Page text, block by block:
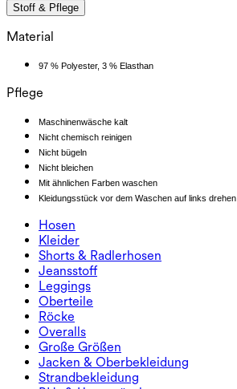
Stoff & Pflege
Material
97 % Polyester, 3 % Elasthan
Pflege
Maschinenwäsche kalt
Nicht chemisch reinigen
Nicht bügeln
Nicht bleichen
Mit ähnlichen Farben waschen
Kleidungsstück vor dem Waschen auf links drehen
Hosen
Hosen
Jogginghosen
Arbeitshosen
Weite Hosen
Kleider
Kleider
Sportkleider
Midi- & Maxikleider
Minikleider
Shorts & Radlerhosen
Shorts & Radlerhosen
Radlerhose
Jeansshorts
2.5" Shorts
Jeansstoff
Jeansstoff
Jeans-Leggings
Jeans mit weitem Bein
Jeansshorts
Jeansröcke
Leggings
Leggings
Jeans-Leggings
Po-liftende Leggings
Yoga-Leggings
Oberteile
Oberteile
Sport-BHs
T-Shirts
Röcke
Röcke
Sport-Röcke
Miniröcke
Maxi- & Midiröcke
Overalls
Overalls
Overalls
Kurzoveralls
Große Größen
Große Größen
Große Größen Unterteile
Große Größen Oberteile
Jacken & Oberbekleidung
Jacken & Oberbekleidung
Jacken & Oberbekleidung
Strandbekleidung
Strandbekleidung